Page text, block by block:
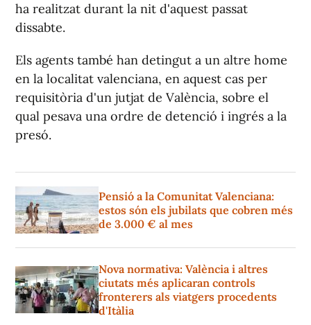
ha realitzat durant la nit d'aquest passat
dissabte.
Els agents també han detingut a un altre home
en la localitat valenciana, en aquest cas per
requisitòria d'un jutjat de València, sobre el
qual pesava una ordre de detenció i ingrés a la
presó.
Pensió a la Comunitat Valenciana:
estos són els jubilats que cobren més
de 3.000 € al mes
Nova normativa: València i altres
ciutats més aplicaran controls
fronterers als viatgers procedents
d'Itàlia